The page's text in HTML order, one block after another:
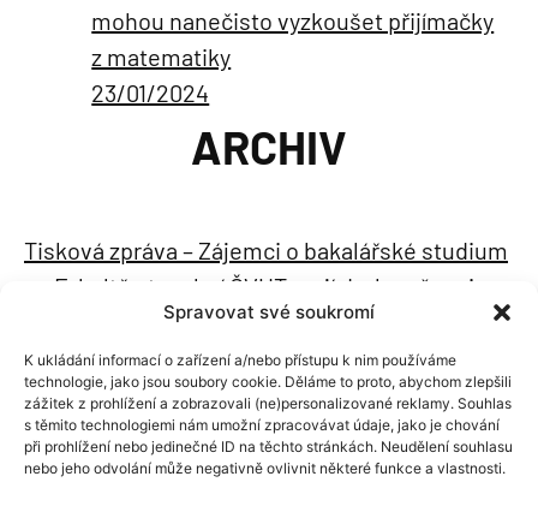
Spravovat své soukromí
K ukládání informací o zařízení a/nebo přístupu k nim používáme
technologie, jako jsou soubory cookie. Děláme to proto, abychom zlepšili
zážitek z prohlížení a zobrazovali (ne)personalizované reklamy. Souhlas
s těmito technologiemi nám umožní zpracovávat údaje, jako je chování
při prohlížení nebo jedinečné ID na těchto stránkách. Neudělení souhlasu
nebo jeho odvolání může negativně ovlivnit některé funkce a vlastnosti.
mohou nanečisto vyzkoušet přijímačky
z matematiky
23/01/2024
ARCHIV
Tisková zpráva – Zájemci o bakalářské studium
na Fakultě stavební ČVUT mají druhou šanci na
podání přihlášky
05/06/2024
Tisková zpráva – První mikrocertifikátový kurz
na Fakultě stavební ČVUT má 27 absolventů
24/05/2024